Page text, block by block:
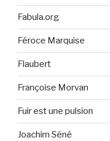
Fabula.org
Féroce Marquise
Flaubert
Françoise Morvan
Fuir est une pulsion
Joachim Séné